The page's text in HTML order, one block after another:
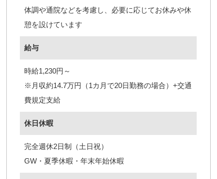
体調や通院などを考慮し、必要に応じてお休みや休
憩を設けています
給与
時給1,230円～
※月収約14.7万円（1カ月で20日勤務の場合）+交通
費規定支給
休日休暇
完全週休2日制（土日祝）
GW・夏季休暇・年末年始休暇